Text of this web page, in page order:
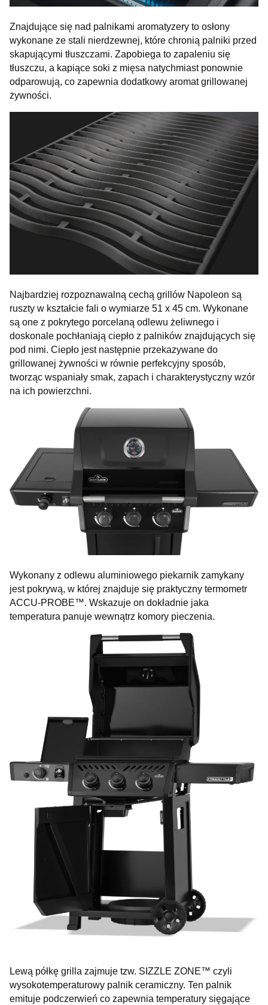
Znajdujące się nad palnikami aromatyzery to osłony
wykonane ze stali nierdzewnej, które chronią palniki przed
skapującymi tłuszczami. Zapobiega to zapaleniu się
tłuszczu, a kapiące soki z mięsa natychmiast ponownie
odparowują, co zapewnia dodatkowy aromat grillowanej
żywności.
Najbardziej rozpoznawalną cechą grillów Napoleon są
ruszty w kształcie fali o wymiarze 51 x 45 cm. Wykonane
są one z pokrytego porcelaną odlewu żeliwnego i
doskonale pochłaniają ciepło z palników znajdujących się
pod nimi. Ciepło jest następnie przekazywane do
grillowanej żywności w równie perfekcyjny sposób,
tworząc wspaniały smak, zapach i charakterystyczny wzór
na ich powierzchni.
Wykonany z odlewu aluminiowego piekarnik zamykany
jest pokrywą, w której znajduje się praktyczny termometr
ACCU-PROBE™. Wskazuje on dokładnie jaka
temperatura panuje wewnątrz komory pieczenia.
Lewą półkę grilla zajmuje tzw. SIZZLE ZONE™ czyli
wysokotemperaturowy palnik ceramiczny. Ten palnik
emituje podczerwień co zapewnia temperatury sięgające